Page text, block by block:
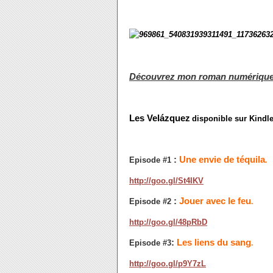
Découvrez mon roman
Les Velázquez disponible sur
Episode #1 : Une envie de téquila.
http://goo.gl/St4IKV
Episode #2 : Jouer avec le feu.
http://goo.gl/48pRbD
Episode #3: Les liens du sang.
http://goo.gl/p9Y7zL